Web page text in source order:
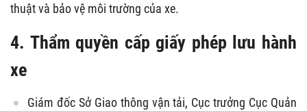
thuật và bảo vệ môi trường của xe.
4. Thẩm quyền cấp giấy phép lưu hành
xe
Giám đốc Sở Giao thông vận tải, Cục trưởng Cục Quản